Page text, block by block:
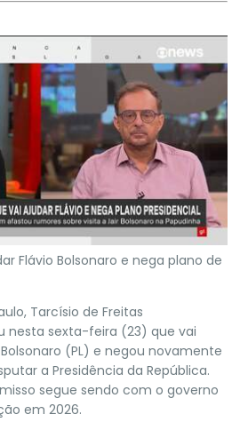
Flávio Bolsonaro e nega plano de
Tarcísio de Freitas
nesta sexta-feira (23) que vai
(PL) e negou novamente
a Presidência da República.
segue sendo com o governo
em 2026.